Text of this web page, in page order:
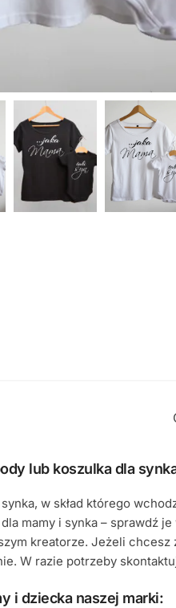
lub koszulka dla
w skład którego
mamy i synka – sprawdź
kreatorze. Jeżeli
W razie potrzeby
i dziecka naszej marki: